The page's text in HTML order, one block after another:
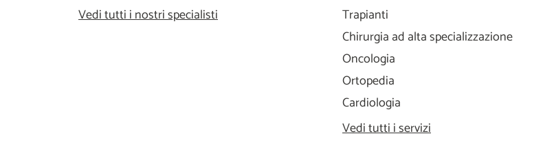
Vedi tutti i nostri specialisti
Trapianti
Chirurgia ad alta specializzazione
Oncologia
Ortopedia
Cardiologia
Vedi tutti i servizi